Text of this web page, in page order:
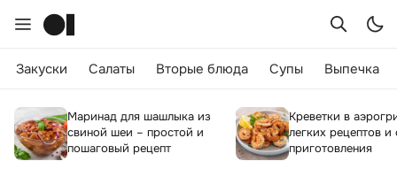
Закуски Салаты Вторые блюда Супы Выпечка
Маринад для шашлыка из
свиной шеи – простой и
пошаговый рецепт
Креветки в
легких рецептов и
приготовления